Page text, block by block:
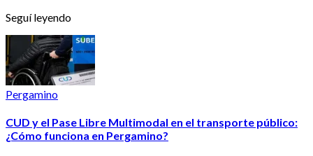
Seguí leyendo
Pergamino
CUD y el Pase Libre Multimodal en el transporte público:
¿Cómo funciona en Pergamino?